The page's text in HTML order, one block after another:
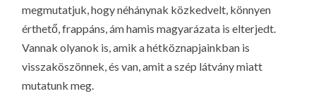
megmutatjuk, hogy néhánynak közkedvelt, könnyen
érthető, frappáns, ám hamis magyarázata is elterjedt.
Vannak olyanok is, amik a hétköznapjainkban is
visszaköszönnek, és van, amit a szép látvány miatt
mutatunk meg.